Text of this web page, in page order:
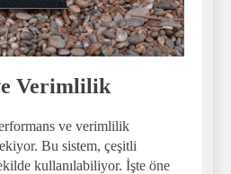
Verimlilik
ve verimlilik
Bu sistem, çeşitli
kullanılabiliyor. İşte öne